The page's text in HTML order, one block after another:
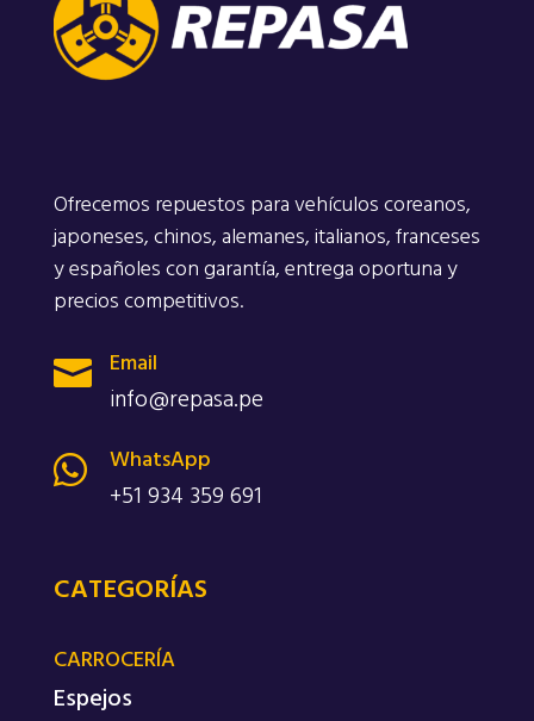
Ofrecemos repuestos para vehículos coreanos,
japoneses, chinos, alemanes, italianos, franceses
y españoles con garantía, entrega oportuna y
precios competitivos.
 Email
info@repasa.pe

WhatsApp
+51 934 359 691
CATEGORÍAS
CARROCERÍA
Espejos